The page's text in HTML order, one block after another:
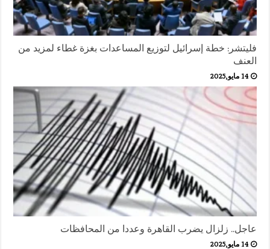
فليتشر: خطة إسرائيل لتوزيع المساعدات بغزة غطاء لمزيد من
العنف
14 مايو,2025
عاجل.. زلزال يضرب القاهرة وعددا من المحافظات
14 مايو,2025